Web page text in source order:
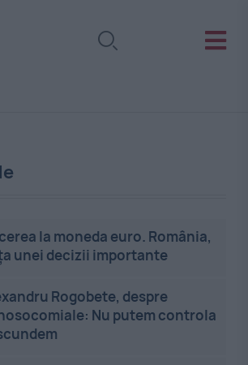
la moneda euro. România,
unei decizii importante
Rogobete, despre
Nu putem controla